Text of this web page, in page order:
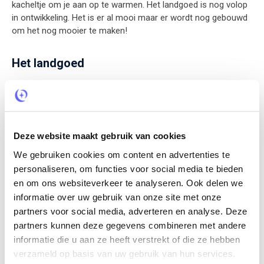
Deze website maakt gebruik van cookies
We gebruiken cookies om content en advertenties te
personaliseren, om functies voor social media te bieden
en om ons websiteverkeer te analyseren. Ook delen we
informatie over uw gebruik van onze site met onze
partners voor social media, adverteren en analyse. Deze
partners kunnen deze gegevens combineren met andere
informatie die u aan ze heeft verstrekt of die ze hebben
verzameld op basis van uw gebruik van hun services.
kacheltje om je aan op te warmen. Het landgoed is nog volop
in ontwikkeling. Het is er al mooi maar er wordt nog gebouwd
om het nog mooier te maken!
Het landgoed
Je verblijft op een knusse minicamping / langdoed in de
Noord-Hollandse polder met het strand op fietsafstand.
Achter de ringwal ligt een zelfvoorzienend restaurant,
en vogelweide verscholen. Dit is een duurzaam paradijs waar
landbouw, natuur en recreatie samenkomen. Het restaurant
kookt met het voedsel van het landgoed, de restjes gaan naar
de varkentjes, en de varkens worden geserveerd in het
restaurant. Elke plank, elk kozijn, elke steen brengt een verhaal
mee van een vorig leven. Niets wordt besteld, alles is gezocht
en gevonden. Op de camping mag iedereen neerstrijken en
genieten van natuur, cultuur, creativiteit en kunst. Op de akkers
kan je komen boeren, om na een dag aanpoten met een appel
uit de boomgaard in het gras te liggen. Of een zelfgemaakt